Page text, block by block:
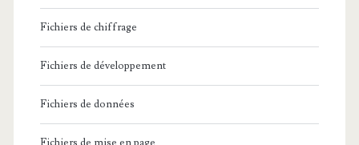
Fichiers de chiffrage
Fichiers de développement
Fichiers de données